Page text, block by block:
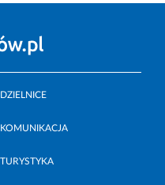
DZIELNICE
KOMUNIKACJA
TURYSTYKA